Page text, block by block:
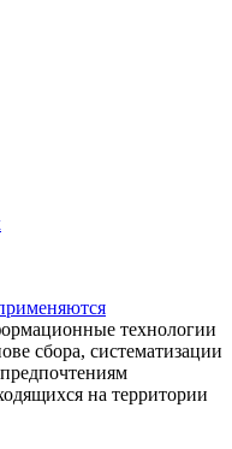
технологии
сбора, систематизации
на территории